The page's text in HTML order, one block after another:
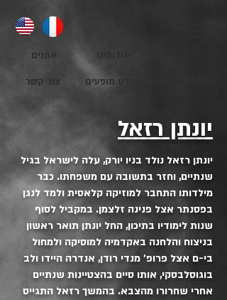
אמנים
צור קשר מפרט מופעים
יונתן רזאל
יונתן רזאל נולד בניו יורק, עלה לישראל בגיל
שנתיים, וחזר בתשובה עם משפחתו. כבר
מילדותו התחבר למוזיקה קלאסית ולמד לנגן
בפסנתר אצל פנינה זלצמן. במקביל לסוף
שנות לימודיו בתיכון, החל יונתן תואר ראשון
בניצוח והלחנה באקדמיה למוסיקה ולמחול
בי-ם אצל פרופ' מנדי רודן, אנדרה היידו ולב
בוגוסלבסקי, אותו סיים בהצטיינות שנתיים
אחרי שחרורו מהצבא. בהמשך רזאל התגייס